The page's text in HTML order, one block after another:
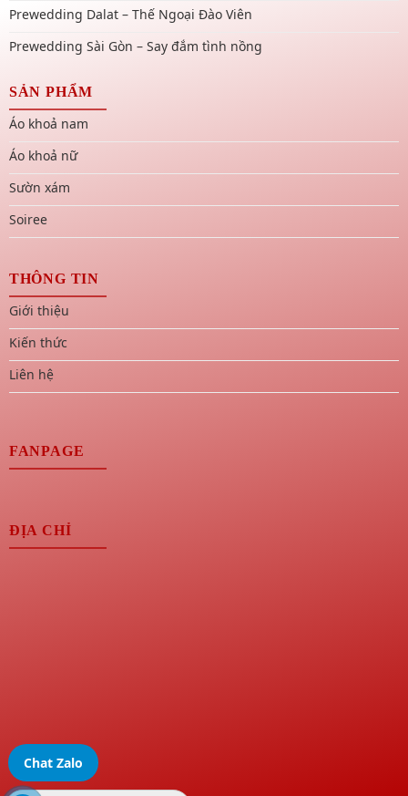
Prewedding Dalat – Thế Ngoại Đào Viên
Prewedding Sài Gòn – Say đắm tình nồng
SẢN PHẨM
Áo khoả nam
Áo khoả nữ
Sườn xám
Soiree
THÔNG TIN
Giới thiệu
Kiến thức
Liên hệ
FANPAGE
ĐỊA CHỈ
Chat Zalo